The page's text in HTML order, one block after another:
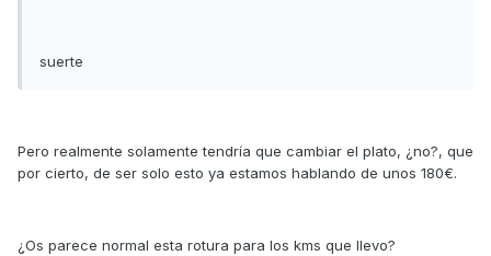
suerte
Pero realmente solamente tendría que cambiar el plato, ¿no?, que
por cierto, de ser solo esto ya estamos hablando de unos 180€.
¿Os parece normal esta rotura para los kms que llevo?